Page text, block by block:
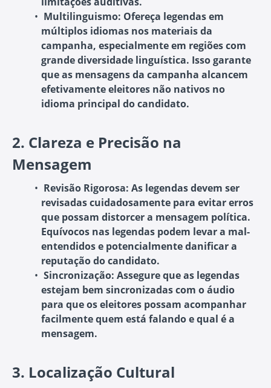
Multilinguismo: Ofereça legendas em
múltiplos idiomas nos materiais da
campanha, especialmente em regiões com
grande diversidade linguística. Isso garante
que as mensagens da campanha alcancem
efetivamente eleitores não nativos no
idioma principal do candidato.
2. Clareza e Precisão na
Mensagem
Revisão Rigorosa: As legendas devem ser
revisadas cuidadosamente para evitar erros
que possam distorcer a mensagem política.
Equívocos nas legendas podem levar a mal-
entendidos e potencialmente danificar a
reputação do candidato.
Sincronização: Assegure que as legendas
estejam bem sincronizadas com o áudio
para que os eleitores possam acompanhar
facilmente quem está falando e qual é a
mensagem.
3. Localização Cultural